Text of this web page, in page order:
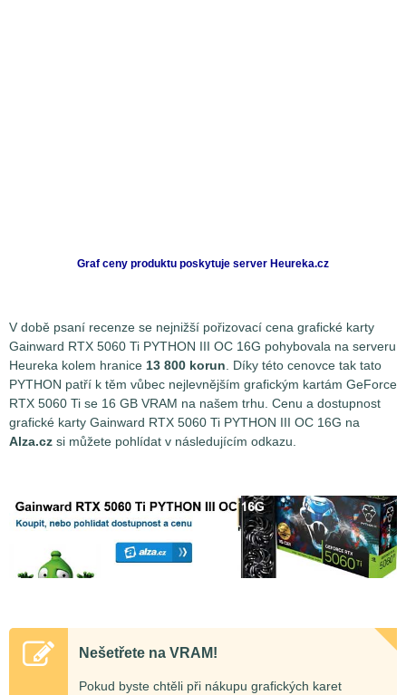
Graf ceny produktu poskytuje server Heureka.cz
V době psaní recenze se nejnižší pořizovací cena grafické karty
Gainward RTX 5060 Ti PYTHON III OC 16G pohybovala na serveru
Heureka kolem hranice 13 800 korun . Díky této cenovce tak tato
PYTHON patří k těm vůbec nejlevnějším grafickým kartám GeForce
RTX 5060 Ti se 16 GB VRAM na našem trhu. Cenu a dostupnost
grafické karty Gainward RTX 5060 Ti PYTHON III OC 16G na
Alza.cz si můžete pohlídat v následujícím odkazu.
Nešetřete na VRAM!
Pokud byste chtěli při nákupu grafických karet